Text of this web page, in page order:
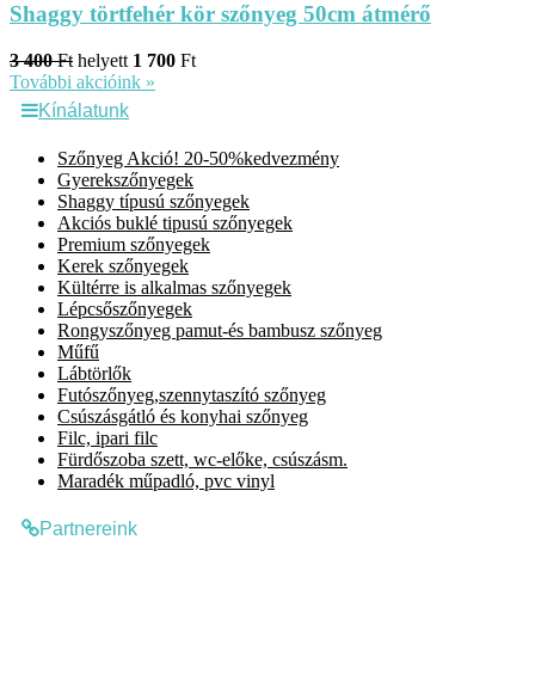
Shaggy törtfehér kör szőnyeg 50cm átmérő
3 400 Ft helyett 1 700 Ft
További akcióink »
Kínálatunk
Szőnyeg Akció! 20-50%kedvezmény
Gyerekszőnyegek
Shaggy típusú szőnyegek
Akciós buklé tipusú szőnyegek
Premium szőnyegek
Kerek szőnyegek
Kültérre is alkalmas szőnyegek
Lépcsőszőnyegek
Rongyszőnyeg pamut-és bambusz szőnyeg
Műfű
Lábtörlők
Futószőnyeg,szennytaszító szőnyeg
Csúszásgátló és konyhai szőnyeg
Filc, ipari filc
Fürdőszoba szett, wc-előke, csúszásm.
Maradék műpadló, pvc vinyl
Partnereink